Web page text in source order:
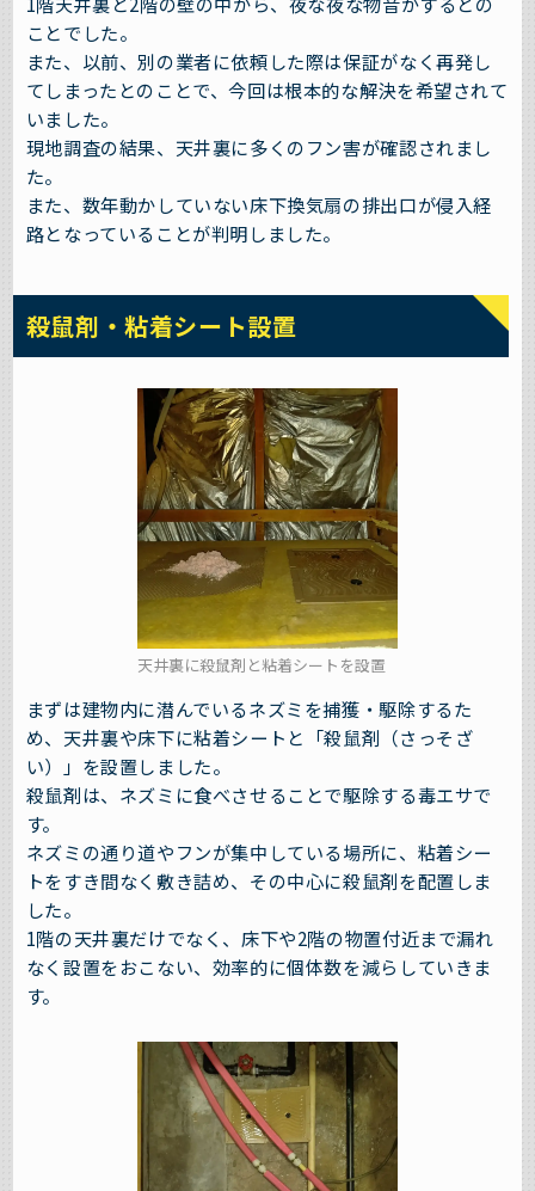
ことでした。
また、以前、別の業者に依頼した際は保証がなく再発し
てしまったとのことで、今回は根本的な解決を希望されて
いました。
現地調査の結果、天井裏に多くのフン害が確認されまし
た。
また、数年動かしていない床下換気扇の排出口が侵入経
路となっていることが判明しました。
殺鼠剤・粘着シート設置
天井裏に殺鼠剤と粘着シートを設置
まずは建物内に潜んでいるネズミを捕獲・駆除するた
め、天井裏や床下に粘着シートと「殺鼠剤（さっそざ
い）」を設置しました。
殺鼠剤は、ネズミに食べさせることで駆除する毒エサで
す。
ネズミの通り道やフンが集中している場所に、粘着シー
トをすき間なく敷き詰め、その中心に殺鼠剤を配置しま
した。
1階の天井裏だけでなく、床下や2階の物置付近まで漏れ
なく設置をおこない、効率的に個体数を減らしていきま
す。